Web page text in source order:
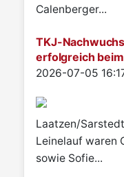
Calenberger...
TKJ-
erfolgreich
Details
2026-07-05
Laatzen/
Leinelauf waren
sowie Sofie...